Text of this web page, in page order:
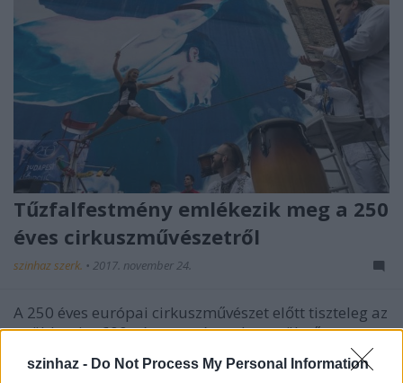
szinhaz - Do Not Process My Personal Information
Tűzfalfestmény emlékezik meg a 250
éves cirkuszművészetről
szinhaz szerk. • 2017. november 24.
A 250 éves európai cirkuszművészet előtt tiszteleg az
a több mint 600 négyzetméter alapterületű
falfestmény, amelyet a budapesti Almássy tér egyik
tűzfalára festettek fel.